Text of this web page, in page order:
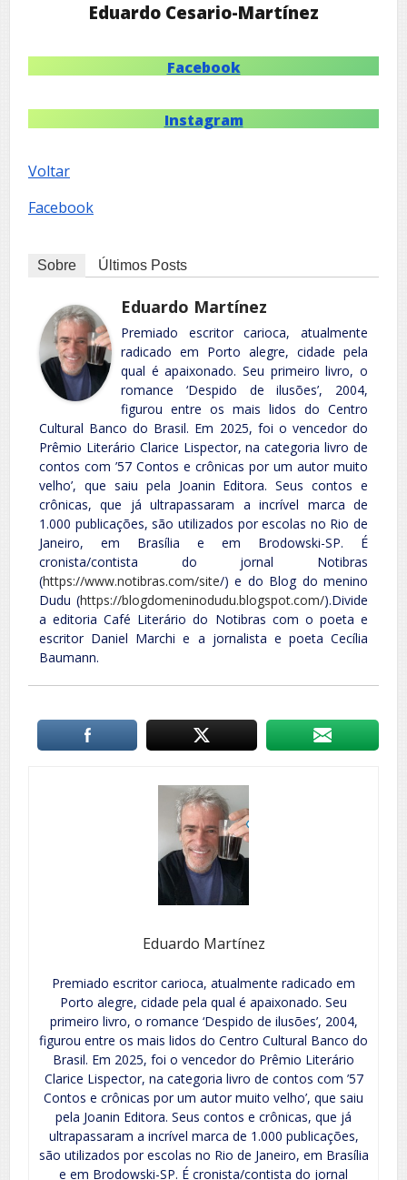
Eduardo Cesario-Martínez
Facebook
Instagram
Voltar
Facebook
Sobre Últimos Posts
Eduardo Martínez
Premiado escritor carioca, atualmente
radicado em Porto alegre, cidade pela
qual é apaixonado. Seu primeiro livro, o
romance ‘Despido de ilusões’, 2004,
figurou entre os mais lidos do Centro
Cultural Banco do Brasil. Em 2025, foi o vencedor do
Prêmio Literário Clarice Lispector, na categoria livro de
contos com ’57 Contos e crônicas por um autor muito
velho’, que saiu pela Joanin Editora. Seus contos e
crônicas, que já ultrapassaram a incrível marca de
1.000 publicações, são utilizados por escolas no Rio de
Janeiro, em Brasília e em Brodowski-SP. É
cronista/contista do jornal Notibras
(https://www.notibras.com/site/) e do Blog do menino
Dudu (https://blogdomeninodudu.blogspot.com/).Divide
a editoria Café Literário do Notibras com o poeta e
escritor Daniel Marchi e a jornalista e poeta Cecília
Baumann.
Eduardo Martínez
Premiado escritor carioca, atualmente radicado em
Porto alegre, cidade pela qual é apaixonado. Seu
primeiro livro, o romance ‘Despido de ilusões’, 2004,
figurou entre os mais lidos do Centro Cultural Banco do
Brasil. Em 2025, foi o vencedor do Prêmio Literário
Clarice Lispector, na categoria livro de contos com ’57
Contos e crônicas por um autor muito velho’, que saiu
pela Joanin Editora. Seus contos e crônicas, que já
ultrapassaram a incrível marca de 1.000 publicações,
são utilizados por escolas no Rio de Janeiro, em Brasília
e em Brodowski-SP. É cronista/contista do jornal